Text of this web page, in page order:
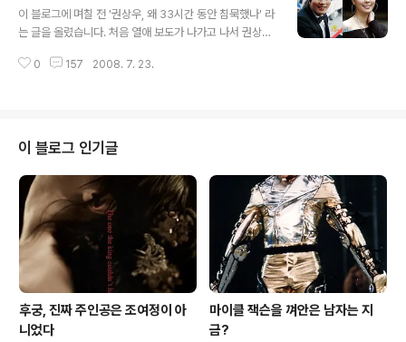
나이를 먹었구나' 하는 겁니다. 외모상으로 서태지는 아직
도 20대라 해도 이상하지 않을 정도입니다. 하지만 그보다
과연 그보다 훨씬 어린 10대-20대 팬들에게도 그렇게 젊
이 블로그에 며칠 전 '권상우, 왜 33시간 동안 침묵했나' 라
는 글을 올렸습니다. 처음 열애 보도가 나가고 나서 권상우
때까지 왜 33시간이나 걸렸을까에 대한 내용이었죠. 이미
이고, 권상우 팬 중에도 다양한 생각을 가진 분들이 있겠지
만, 이 분이 쓰신 글은 많은 분들에게 상당한 충격을 준 것
같습니다. 그래서 쓴 글입니다. (호주 골드코스트에 아파트
까지 사 놓고 신혼의 꿈에 부풀어 있을 권상우가 받을 충격
은 굳이 말할 필요도 없겠죠.) [송원섭의 두루두루] ‘권상우
의 배신’에..
0 157 2008. 7. 23.
이 블로그 인기글
후궁, 진짜 주인공은 조여정이 아
니었다
마이클 잭슨을 껴안은 남자는 지
금?